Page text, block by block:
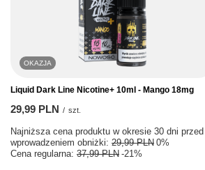
OKAZJA
Liquid Dark Line Nicotine+ 10ml - Mango 18mg
29,99 PLN / szt.
Najniższa cena produktu w okresie 30 dni przed
wprowadzeniem obniżki: 29,99 PLN 0%
Cena regularna: 37,99 PLN -21%